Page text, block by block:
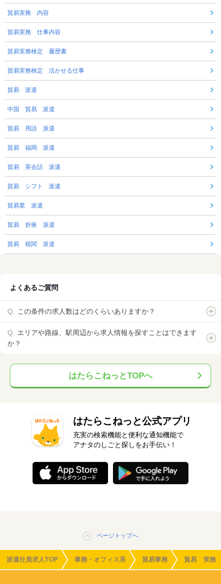
貿易実務 内容
貿易実務 仕事内容
貿易実務検定 履歴書
貿易実務検定 活かせる仕事
貿易 派遣
中国 貿易 派遣
貿易 用語 派遣
貿易 福岡 派遣
貿易 英会話 派遣
貿易 シフト 派遣
貿易業 派遣
貿易 折衝 派遣
貿易 税関 派遣
よくあるご質問
この条件の求人数はどのくらいありますか？
エリアや路線、駅周辺から求人情報を探すことはできます
か？
はたらこねっとTOPへ
はたらこねっと公式アプリ
充実の検索機能と便利な通知機能で
アナタのしごと探しをお手伝い！
ページトップへ
派遣社員求人TOP 事務・オフィス系 貿易事務 貿易 実務